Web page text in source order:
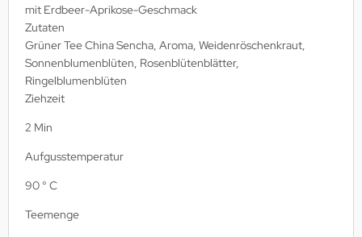
mit Erdbeer-Aprikose-Geschmack
Zutaten
Grüner Tee China Sencha, Aroma, Weidenröschenkraut,
Sonnenblumenblüten, Rosenblütenblätter,
Ringelblumenblüten
Ziehzeit
2 Min
Aufgusstemperatur
90 ° C
Teemenge